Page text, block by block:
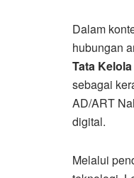
Dalam
hubungan
Tata
sebagai
AD/ART
digital.
Melalui